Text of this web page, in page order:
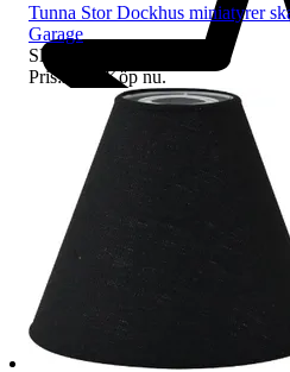
Tunna Stor Dockhus miniatyrer
Garage
Sluttid
Pris:24 kr Köp nu.